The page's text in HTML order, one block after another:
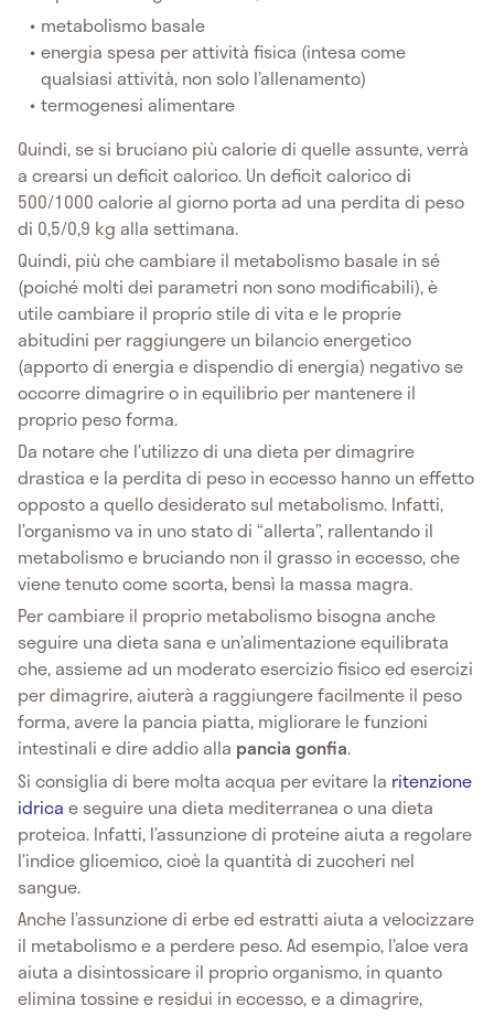
metabolismo basale
energia spesa per attività fisica (intesa come
qualsiasi attività, non solo l’allenamento)
termogenesi alimentare
Quindi, se si bruciano più calorie di quelle assunte, verrà
a crearsi un deficit calorico. Un deficit calorico di
500/1000 calorie al giorno porta ad una perdita di peso
di 0,5/0,9 kg alla settimana.
Quindi, più che cambiare il metabolismo basale in sé
(poiché molti dei parametri non sono modificabili), è
utile cambiare il proprio stile di vita e le proprie
abitudini per raggiungere un bilancio energetico
(apporto di energia e dispendio di energia) negativo se
occorre dimagrire o in equilibrio per mantenere il
proprio peso forma.
Da notare che l’utilizzo di una dieta per dimagrire
drastica e la perdita di peso in eccesso hanno un effetto
opposto a quello desiderato sul metabolismo. Infatti,
l’organismo va in uno stato di “allerta”, rallentando il
metabolismo e bruciando non il grasso in eccesso, che
viene tenuto come scorta, bensì la massa magra.
Per cambiare il proprio metabolismo bisogna anche
seguire una dieta sana e un’alimentazione equilibrata
che, assieme ad un moderato esercizio fisico ed esercizi
per dimagrire, aiuterà a raggiungere facilmente il peso
forma, avere la pancia piatta, migliorare le funzioni
intestinali e dire addio alla pancia gonfia.
Si consiglia di bere molta acqua per evitare la ritenzione
idrica e seguire una dieta mediterranea o una dieta
proteica. Infatti, l’assunzione di proteine aiuta a regolare
l’indice glicemico, cioè la quantità di zuccheri nel
sangue.
Anche l’assunzione di erbe ed estratti aiuta a velocizzare
il metabolismo e a perdere peso. Ad esempio, l’aloe vera
aiuta a disintossicare il proprio organismo, in quanto
elimina tossine e residui in eccesso, e a dimagrire,